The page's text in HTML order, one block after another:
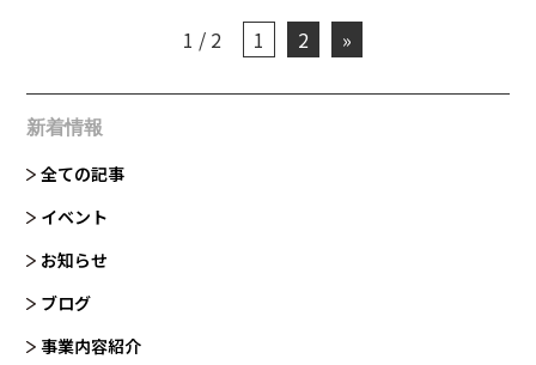
1 / 2 1 2 »
新着情報
全ての記事
イベント
お知らせ
ブログ
事業内容紹介